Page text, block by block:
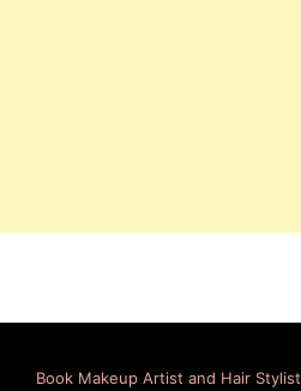
Book Makeup Artist and Hair Stylist